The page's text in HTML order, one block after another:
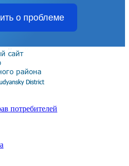
о проблеме
потребителей